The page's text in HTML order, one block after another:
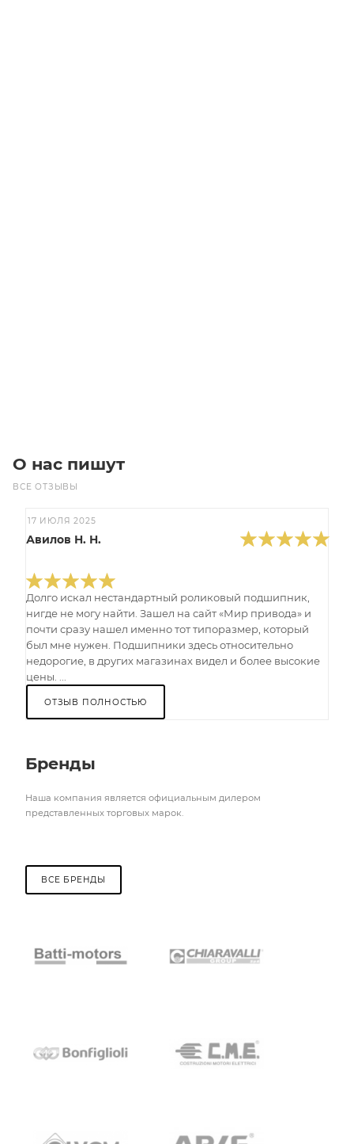
О нас пишут
ВСЕ ОТЗЫВЫ
17 ИЮЛЯ 2025
Авилов Н. Н.
Долго искал нестандартный роликовый подшипник,
нигде не могу найти. Зашел на сайт «Мир привода» и
почти сразу нашел именно тот типоразмер, который
был мне нужен. Подшипники здесь относительно
недорогие, в других магазинах видел и более высокие
цены. ...
ОТЗЫВ ПОЛНОСТЬЮ
Бренды
Наша компания является официальным дилером
представленных торговых марок.
ВСЕ БРЕНДЫ